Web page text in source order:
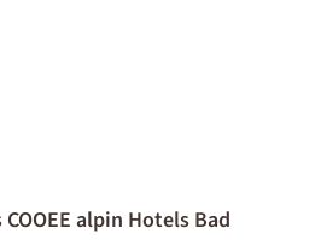
alpin Hotels Bad